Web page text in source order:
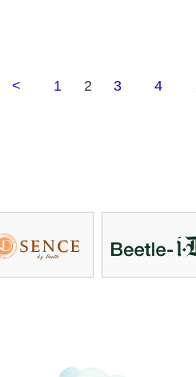
< 1 2 3 4